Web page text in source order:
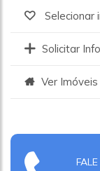
Selecionar
Solicitar
Ver